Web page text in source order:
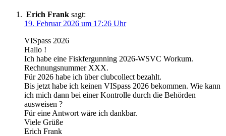
Erich Frank sagt:
19. Februar 2026 um 17:26 Uhr
VISpass 2026
Hallo !
Ich habe eine Fiskfergunning 2026-WSVC Workum.
Rechnungsnummer XXX.
Für 2026 habe ich über clubcollect bezahlt.
Bis jetzt habe ich keinen VISpass 2026 bekommen. Wie kann
ich mich dann bei einer Kontrolle durch die Behörden
ausweisen ?
Für eine Antwort wäre ich dankbar.
Viele Grüße
Erich Frank